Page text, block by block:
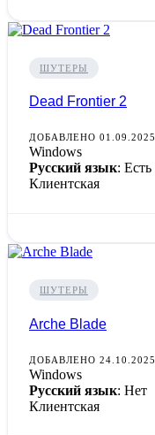
ШУТЕРЫ
Dead Frontier 2
ДОБАВЛЕНО 01.09.2025
Windows
Русский язык: Есть
Клиентская
ШУТЕРЫ
Arche Blade
ДОБАВЛЕНО 24.10.2025
Windows
Русский язык: Нет
Клиентская